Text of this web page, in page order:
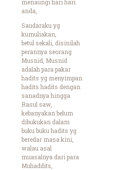
menaungi hari hari
anda,
Saudaraku yg
kumuliakan,
betul sekali, disinilah
perannya seorang
Musnid, Musnid
adalah para pakar
hadits yg menyimpan
hadits hadits dengan
sanadnya hingga
Rasul saw,
kebanyakan belum
dibukukan dalam
buku buku hadits yg
beredar masa kini,
walau asal
muasalnya dari para
Muhaddits,